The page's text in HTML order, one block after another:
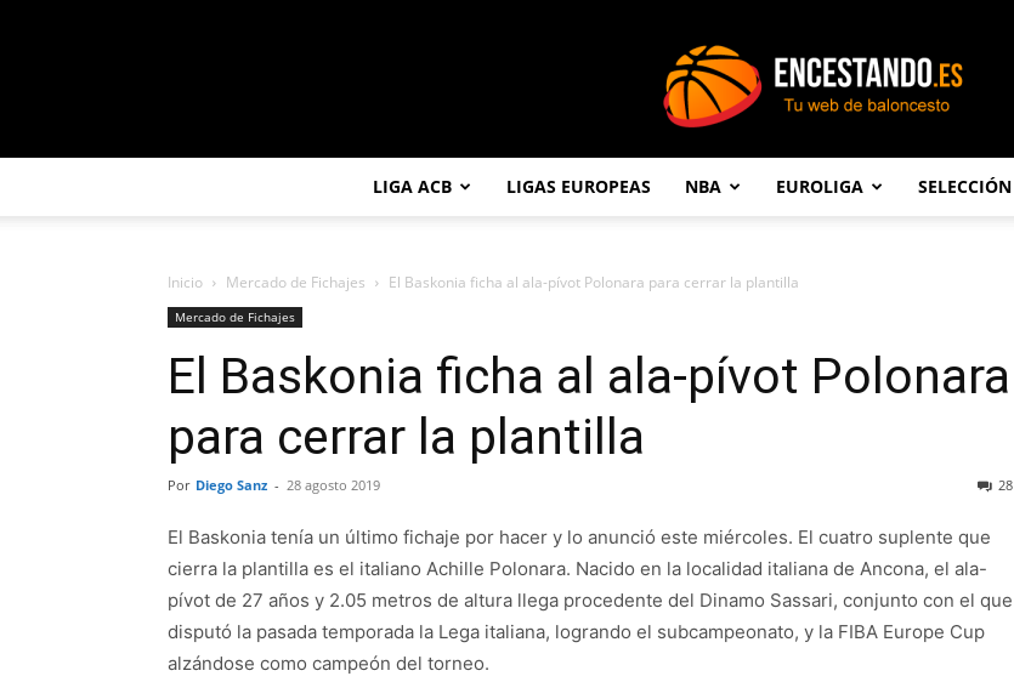
LIGA ACB LIGAS EUROPEAS NBA EUROLIGA SELECCIÓN
Inicio Mercado de Fichajes El Baskonia ficha al ala-pívot Polonara para cerrar la plantilla
Mercado de Fichajes
El Baskonia ficha al ala-pívot Polonara
para cerrar la plantilla
Por Diego Sanz - 28 agosto 2019 28
El Baskonia tenía un último fichaje por hacer y lo anunció este miércoles. El cuatro suplente que
cierra la plantilla es el italiano Achille Polonara. Nacido en la localidad italiana de Ancona, el ala-
pívot de 27 años y 2.05 metros de altura llega procedente del Dinamo Sassari, conjunto con el que
disputó la pasada temporada la Lega italiana, logrando el subcampeonato, y la FIBA Europe Cup
alzándose como campeón del torneo.